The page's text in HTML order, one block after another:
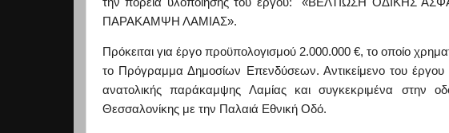
ΠΑΡΑΚΑΜΨΗ ΛΑΜΙΑΣ».
Πρόκειται για έργο προϋπολογισμού 2.000.000 €, το οποίο
το Πρόγραμμα Δημοσίων Επενδύσεων. Αντικείμενο του έργου
ανατολικής παράκαμψης Λαμίας και συγκεκριμένα στην ο
Θεσσαλονίκης με την Παλαιά Εθνική Οδό.